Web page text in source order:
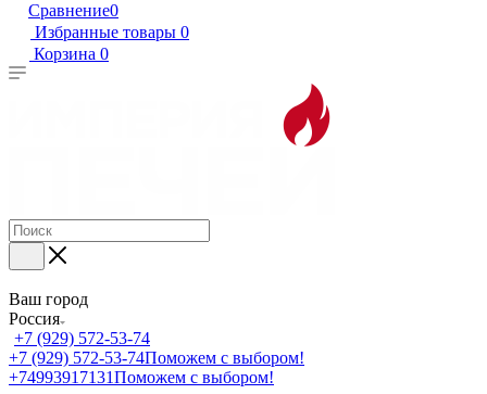
Сравнение0
Избранные товары 0
Корзина 0
Ваш город
Россия
+7 (929) 572-53-74
+7 (929) 572-53-74Поможем с выбором!
+74993917131Поможем с выбором!